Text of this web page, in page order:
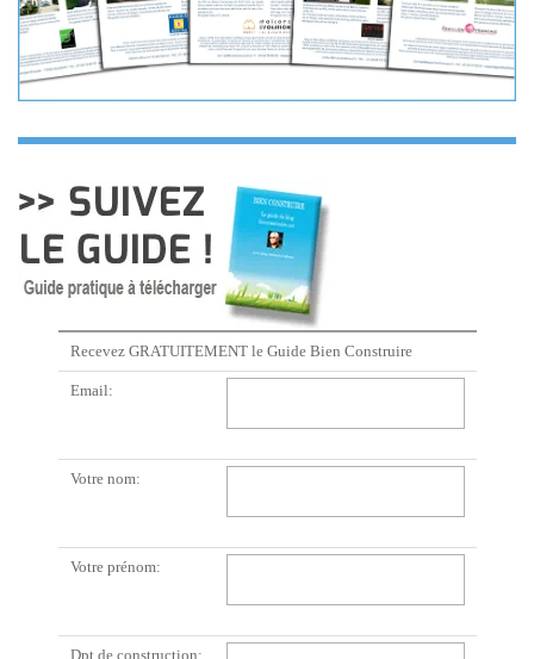
Recevez GRATUITEMENT le Guide Bien Construire
Email:
Votre nom:
Votre prénom:
Dpt de construction: